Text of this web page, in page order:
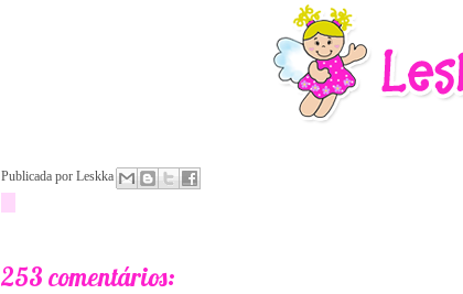
Publicada por Leskka
253 comentários: